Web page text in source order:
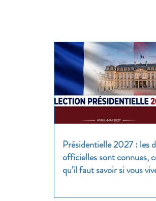
Présidentielle 2027 : les
officielles sont connues,
qu’il faut savoir si vous